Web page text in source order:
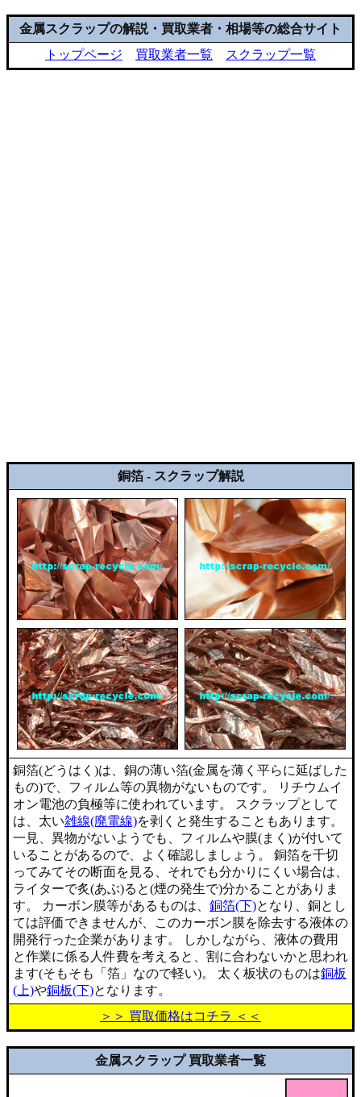
金属スクラップの解説・買取業者・相場等の総合サイト
トップページ
買取業者一覧 スクラップ一覧
銅箔 - スクラップ解説
銅箔(どうはく)は、銅の薄い箔(金属を薄く平らに延ばした
もの)で、フィルム等の異物がないものです。 リチウムイ
オン電池の負極等に使われています。 スクラップとして
は、太い雑線(廃電線)を剥くと発生することもあります。
一見、異物がないようでも、フィルムや膜(まく)が付いて
いることがあるので、よく確認しましょう。 銅箔を千切
ってみてその断面を見る、それでも分かりにくい場合は、
ライターで炙(あぶ)ると(煙の発生で)分かることがありま
す。 カーボン膜等があるものは、 銅箔(下)となり、銅とし
ては評価できませんが、このカーボン膜を除去する液体の
開発行った企業があります。 しかしながら、液体の費用
と作業に係る人件費を考えると、割に合わないかと思われ
ます(そもそも「箔」なので軽い)。 太く板状のものは銅板
(上)や銅板(下)となります。
＞＞ 買取価格はコチラ ＜＜
金属スクラップ 買取業者一覧